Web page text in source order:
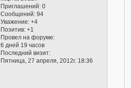
Приглашений: 0
Сообщений: 94
Уважение: +4
Позитив: +1
Провел на форуме:
6 дней 19 часов
Последний визит:
Пятница, 27 апреля, 2012г. 18:36